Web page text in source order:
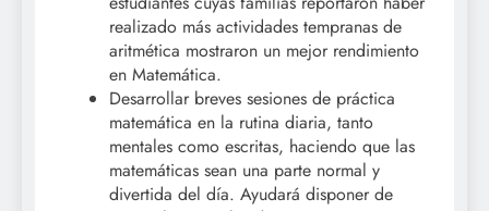
realizado más actividades tempranas de
aritmética mostraron un mejor rendimiento
en Matemática.
Desarrollar breves sesiones de práctica
matemática en la rutina diaria, tanto
mentales como escritas, haciendo que las
matemáticas sean una parte normal y
divertida del día. Ayudará disponer de